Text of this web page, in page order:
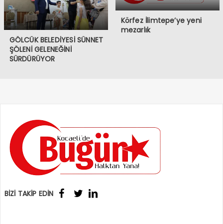
GÖLCÜK BELEDİYESİ SÜNNET
ŞÖLENİ GELENEĞİNİ
SÜRDÜRÜYOR
Körfez İlimtepe’ye yeni
mezarlık
BİZİ TAKİP EDİN